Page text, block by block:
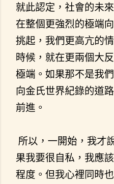
就此認定，社會的未
在整個更強烈的極端
挑起，我們更高亢的
時候，就在更兩個大
極端。如果那不是我
向金氏世界紀錄的道
前進。
所以，一開始，我才
果我要很自私，我應
程度。但我心裡同時